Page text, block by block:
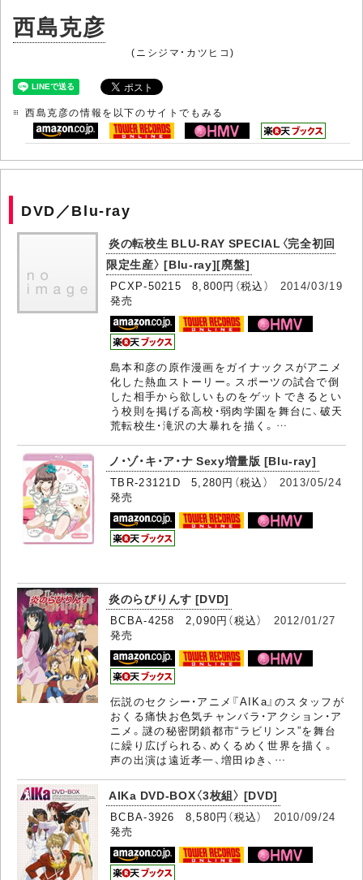
西島克彦
(ニシジマ・カツヒコ)
西島克彦の情報を以下のサイトでもみる
DVD／Blu-ray
炎の転校生 BLU-RAY SPECIAL〈完全初回
限定生産〉 [Blu-ray][廃盤]
PCXP-50215 8,800円（税込） 2014/03/19
発売
島本和彦の原作漫画をガイナックスがアニメ
化した熱血ストーリー。スポーツの試合で倒
した相手から欲しいものをゲットできるとい
う校則を掲げる高校・弱肉学園を舞台に、破天
荒転校生・滝沢の大暴れを描く。…
ノ・ゾ・キ・ア・ナ Sexy増量版 [Blu-ray]
TBR-23121D 5,280円（税込） 2013/05/24
発売
炎のらびりんす [DVD]
BCBA-4258 2,090円（税込） 2012/01/27
発売
伝説のセクシー・アニメ『AIKa』のスタッフが
おくる痛快お色気チャンバラ・アクション・ア
ニメ。謎の秘密閉鎖都市“ラビリンス”を舞台
に繰り広げられる、めくるめく世界を描く。
声の出演は遠近孝一、増田ゆき、…
AIKa DVD-BOX〈3枚組〉 [DVD]
BCBA-3926 8,580円（税込） 2010/09/24
発売